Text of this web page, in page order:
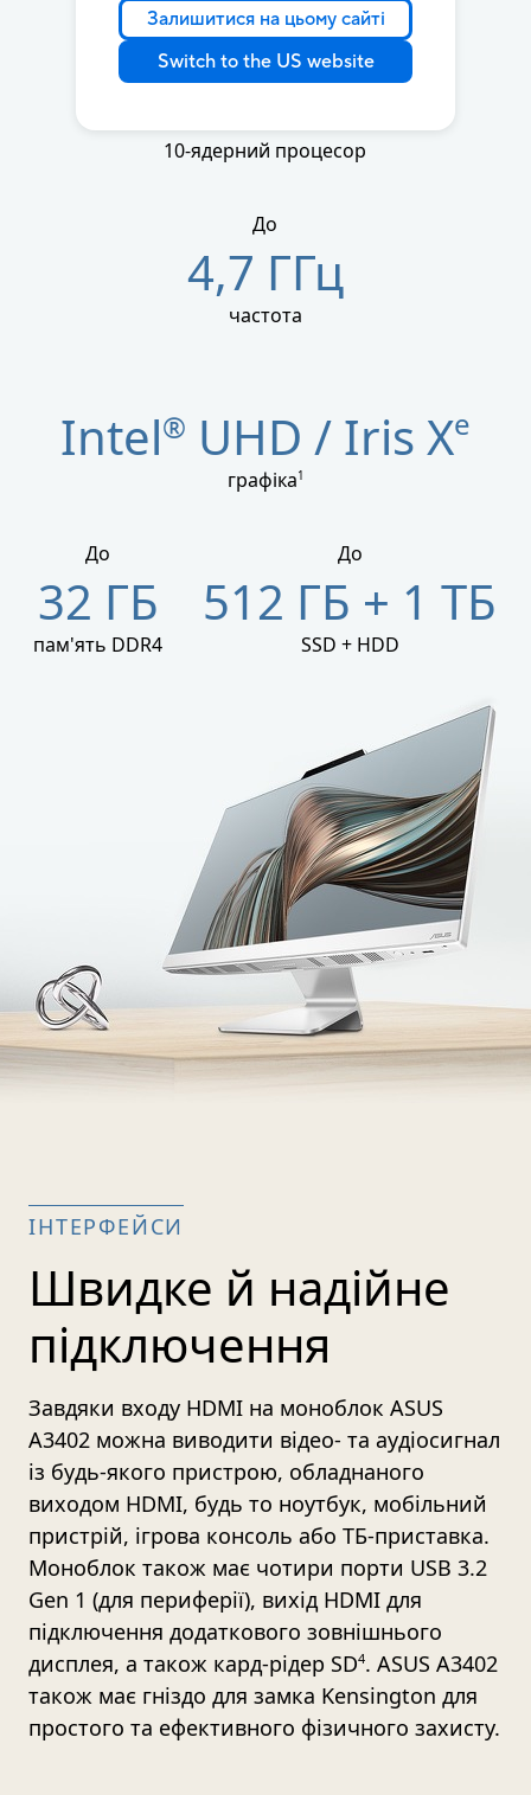
Залишитися на цьому сайті
Switch to the US website
До
10-ядерний процесор
До
4,7 ГГц
частота
Intel® UHD / Iris Xe
графіка1
До
32 ГБ
пам'ять DDR4
До
512 ГБ + 1 ТБ
SSD + HDD
ІНТЕРФЕЙСИ
Швидке й надійне
підключення
Завдяки входу HDMI на моноблок ASUS
A3402 можна виводити відео- та аудіосигнал
із будь-якого пристрою, обладнаного
виходом HDMI, будь то ноутбук, мобільний
пристрій, ігрова консоль або ТБ-приставка.
Моноблок також має чотири порти USB 3.2
Gen 1 (для периферії), вихід HDMI для
підключення додаткового зовнішнього
дисплея, а також кард-рідер SD4. ASUS A3402
також має гніздо для замка Kensington для
простого та ефективного фізичного захисту.